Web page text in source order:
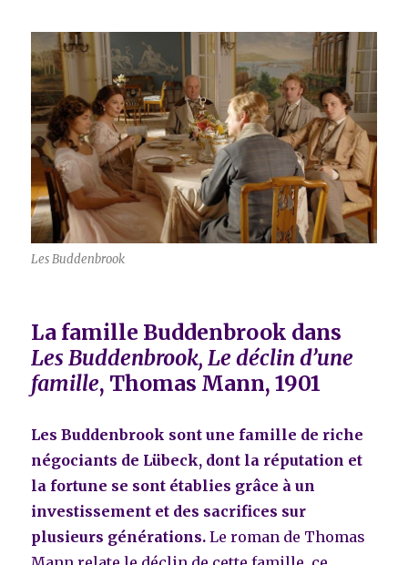
Les Buddenbrook
La famille Buddenbrook dans
Les Buddenbrook, Le déclin d’une
famille, Thomas Mann, 1901
Les Buddenbrook sont une famille de riche
négociants de Lübeck, dont la réputation et
la fortune se sont établies grâce à un
investissement et des sacrifices sur
plusieurs générations. Le roman de Thomas